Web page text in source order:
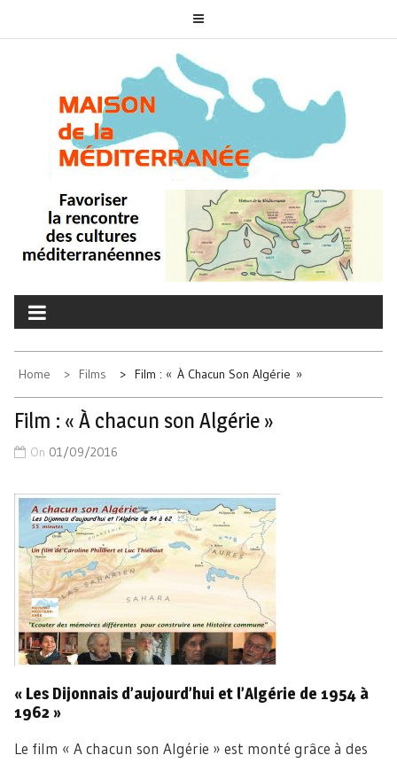
to
MAISON DE LA
MÉDITERRANÉE
Home Films Film : « À Chacun Son Algérie »
Film : « À chacun son Algérie »
On 01/09/2016
« Les Dijonnais d’aujourd’hui et l’Algérie de 1954 à
1962 »
Le film « A chacun son Algérie » est monté grâce à des